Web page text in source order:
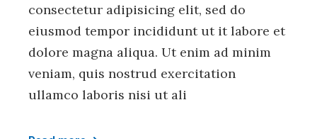
consectetur adipisicing elit, sed do
eiusmod tempor incididunt ut it labore et
dolore magna aliqua. Ut enim ad minim
veniam, quis nostrud exercitation
ullamco laboris nisi ut ali